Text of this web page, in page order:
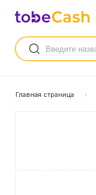
Главная страница